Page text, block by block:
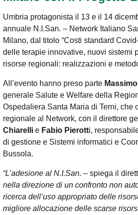
Umbria protagonista il 13 e il 14
annuale N.I.San. – Network Italiano
Milano, dal titolo “Costi standard
delle terapie innovative, nuovi sistemi
risorse regionali: realizzazioni e
All’evento hanno preso parte
generale Salute e Welfare della
Ospedaliera Santa Maria di Terni, che
regionale al Network, con il direttore
Chiarelli e Fabio Pierotti,
di gestione e Sistemi informatici e
Bussola.
“L’adesione al N.I.San. – spiega il
nella direzione di un confronto non
ricerca dell’uso appropriato delle
migliore allocazione delle scarse